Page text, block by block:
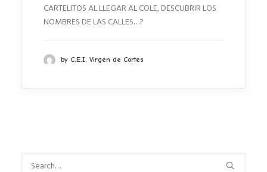
CARTELITOS AL LLEGAR AL COLE, DESCUBRIR LOS
NOMBRES DE LAS CALLES…?
by C.E.I. Virgen de Cortes